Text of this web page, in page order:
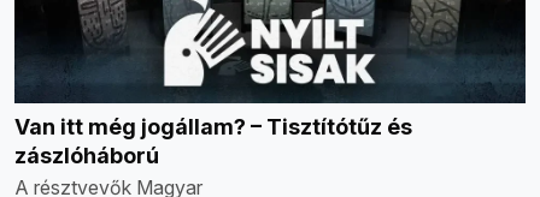
Van itt még jogállam? – Tisztítótűz és
zászlóháború
A résztvevők Magyar